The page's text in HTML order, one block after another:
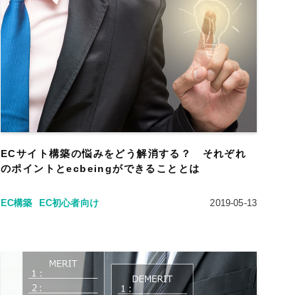
ECサイト構築の悩みをどう解消する？ それぞれ
のポイントとecbeingができることとは
EC構築 EC初心者向け 2019-05-13